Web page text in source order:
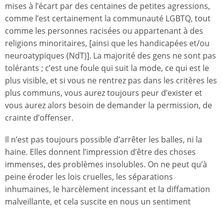
mises à l’écart par des centaines de petites agressions,
comme l’est certainement la communauté LGBTQ, tout
comme les personnes racisées ou appartenant à des
religions minoritaires, [ainsi que les handicapées et/ou
neuroatypiques (NdT)]. La majorité des gens ne sont pas
tolérants ; c’est une foule qui suit la mode, ce qui est le
plus visible, et si vous ne rentrez pas dans les critères les
plus communs, vous aurez toujours peur d’exister et
vous aurez alors besoin de demander la permission, de
crainte d’offenser.
Il n’est pas toujours possible d’arrêter les balles, ni la
haine. Elles donnent l’impression d’être des choses
immenses, des problèmes insolubles. On ne peut qu’à
peine éroder les lois cruelles, les séparations
inhumaines, le harcèlement incessant et la diffamation
malveillante, et cela suscite en nous un sentiment